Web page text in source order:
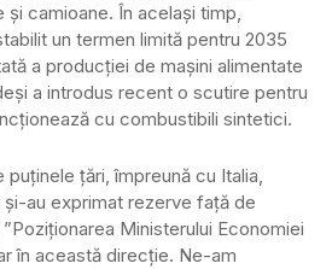
şi camioane. În acelaşi timp,
un termen limită pentru 2035
a producţiei de maşini alimentate
a introdus recent o scutire pentru
cu combustibili sintetici.
puţinele ţări, împreună cu Italia,
şi-au exprimat rezerve faţă de
Ministerului Economiei
în această direcţie. Ne-am